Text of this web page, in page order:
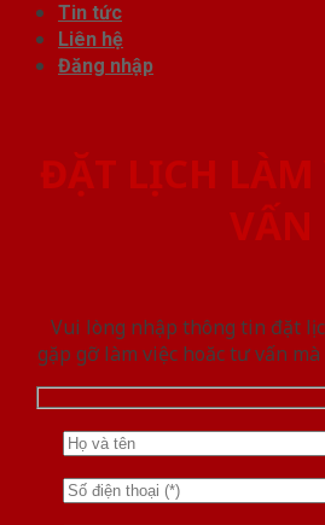
Tin tức
Liên hệ
Đăng nhập
ĐẶT LỊCH LÀM
VẤN
Vui lòng nhập thông tin đặt
gặp gỡ làm việc hoăc tư vấn